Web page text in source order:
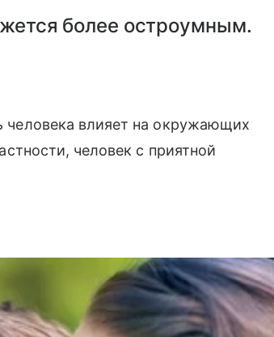
более остроумным.
человека влияет на окружающих
человек с приятной